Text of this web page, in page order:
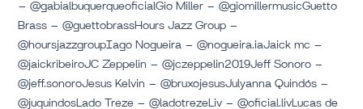
– @gabialbuquerqueoficialGio Miller – @giomillermusicGuetto
Brass – @guettobrassHours Jazz Group –
@hoursjazzgroupIago Nogueira – @nogueira.iaJaick mc –
@jaickribeiroJC Zeppelin – @jczeppelin2019Jeff Sonoro –
@jeff.sonoroJesus Kelvin – @bruxojesusJulyanna Quindós –
@juquindosLado Treze – @ladotrezeLiv – @oficial.livLucas de